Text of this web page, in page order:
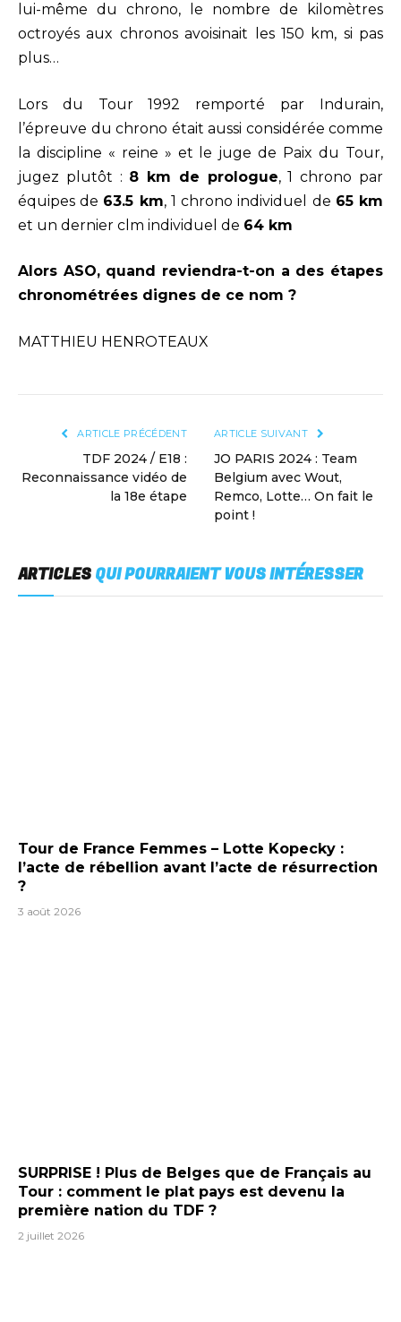
lui-même du chrono, le nombre de kilomètres
octroyés aux chronos avoisinait les 150 km, si pas
plus…
Lors du Tour 1992 remporté par Indurain,
l’épreuve du chrono était aussi considérée comme
la discipline « reine » et le juge de Paix du Tour,
jugez plutôt : 8 km de prologue, 1 chrono par
équipes de 63.5 km, 1 chrono individuel de 65 km
et un dernier clm individuel de 64 km
Alors ASO, quand reviendra-t-on a des étapes
chronométrées dignes de ce nom ?
MATTHIEU HENROTEAUX
ARTICLE PRÉCÉDENT
TDF 2024 / E18 :
Reconnaissance vidéo de
la 18e étape
ARTICLE SUIVANT
JO PARIS 2024 : Team
Belgium avec Wout,
Remco, Lotte… On fait le
point !
ARTICLES QUI POURRAIENT VOUS INTÉRESSER
Tour de France Femmes – Lotte Kopecky :
l’acte de rébellion avant l’acte de résurrection
?
3 août 2026
SURPRISE ! Plus de Belges que de Français au
Tour : comment le plat pays est devenu la
première nation du TDF ?
2 juillet 2026